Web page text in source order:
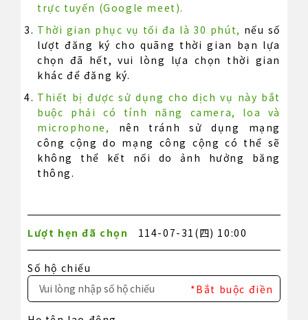
trực tuyến (Google meet).
Thời gian phục vụ tối đa là 30 phút, nếu số
lượt đăng ký cho quãng thời gian bạn lựa
chọn đã hết, vui lòng lựa chọn thời gian
khác để đăng ký.
Thiết bị được sử dụng cho dịch vụ này bắt
buộc phải có tính năng camera, loa và
microphone, nên tránh sử dụng mạng
công cộng do mạng công cộng có thể sẽ
không thể kết nối do ảnh hưởng băng
thông.
Lượt hẹn đã chọn 114-07-31(四) 10:00
Số hộ chiếu
*Bắt buộc điền